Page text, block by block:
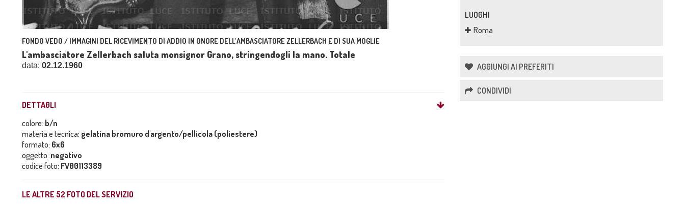
FONDO VEDO / IMMAGINI DEL RICEVIMENTO DI ADDIO IN ONORE DELL'AMBASCIATORE ZELLERBACH E DI SUA MOGLIE
L'ambasciatore Zellerbach saluta monsignor Grano, stringendogli la mano. Totale
data: 02.12.1960
DETTAGLI
colore: b/n
materia e tecnica: gelatina bromuro d'argento/pellicola (poliestere)
formato: 6x6
oggetto: negativo
codice foto: FV00113389
LE ALTRE 52 FOTO DEL SERVIZIO
LUOGHI
Roma
AGGIUNGI AI PREFERITI
CONDIVIDI